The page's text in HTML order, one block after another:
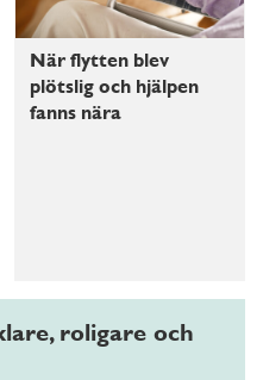
När flytten blev
plötslig och hjälpen
fanns nära
roligare och